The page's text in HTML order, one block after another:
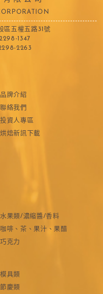
區五權五路31號
1347
2263
品牌介紹
聯絡我們
投資人專區
烘焙新訊下載
水果類/濃縮醬/香料
咖啡、茶、果汁、果醋
巧克力
模具類
節慶類